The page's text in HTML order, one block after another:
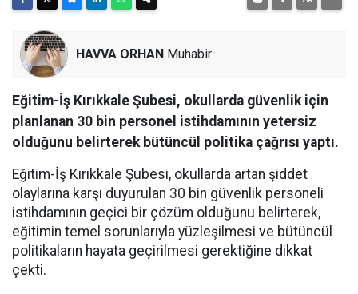
HAVVA ORHAN Muhabir
Eğitim-İş Kırıkkale Şubesi, okullarda güvenlik için
planlanan 30 bin personel istihdamının yetersiz
olduğunu belirterek bütüncül politika çağrısı yaptı.
Eğitim-İş Kırıkkale Şubesi, okullarda artan şiddet
olaylarına karşı duyurulan 30 bin güvenlik personeli
istihdamının geçici bir çözüm olduğunu belirterek,
eğitimin temel sorunlarıyla yüzleşilmesi ve bütüncül
politikaların hayata geçirilmesi gerektiğine dikkat
çekti.